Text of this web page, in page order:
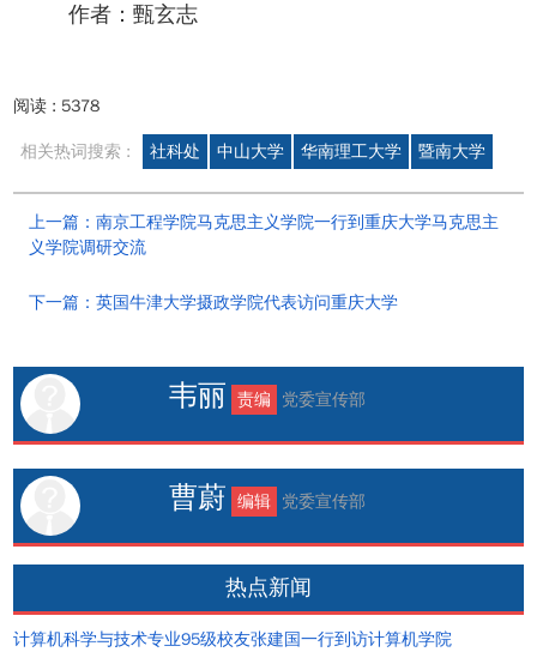
作者：甄玄志
阅读 : 5378
相关热词搜索 : 社科处 中山大学 华南理工大学 暨南大学
上一篇：南京工程学院马克思主义学院一行到重庆大学马克思主
义学院调研交流
下一篇：英国牛津大学摄政学院代表访问重庆大学
韦丽 责编 党委宣传部
曹蔚 编辑 党委宣传部
热点新闻
计算机科学与技术专业95级校友张建国一行到访计算机学院